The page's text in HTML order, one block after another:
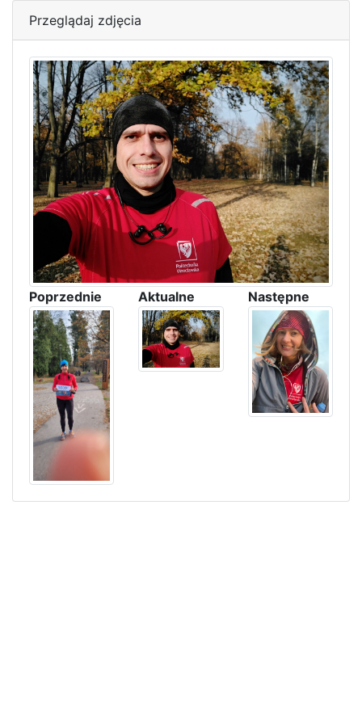
Przeglądaj zdjęcia
Poprzednie Aktualne Następne